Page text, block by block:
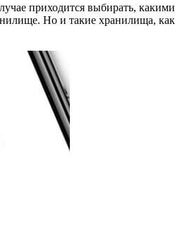
приходится выбирать,
Но и такие хранилища,